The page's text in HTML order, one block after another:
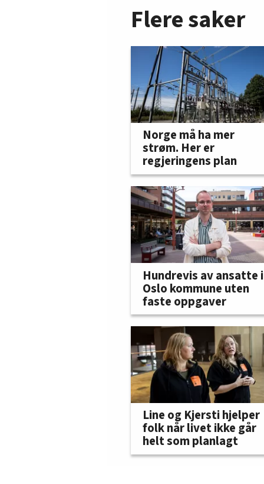
Flere saker
Norge må ha mer
strøm. Her er
regjeringens plan
Hundrevis av ansatte i
Oslo kommune uten
faste oppgaver
Line og Kjersti hjelper
folk når livet ikke går
helt som planlagt